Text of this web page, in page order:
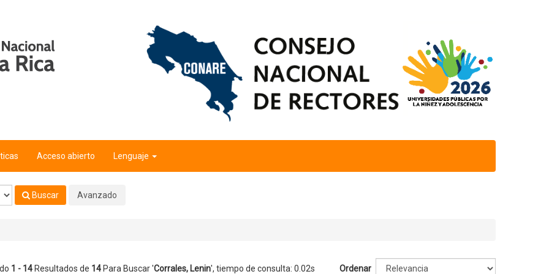
Acceso abierto Lenguaje
Buscar Avanzado
1 - 14Resultados de 14Para Buscar 'Corrales, Lenin', tiempo de consulta: 0.02s Ordenar